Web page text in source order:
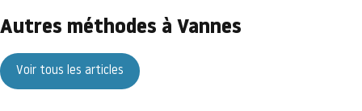
Autres méthodes à Vannes
Voir tous les articles